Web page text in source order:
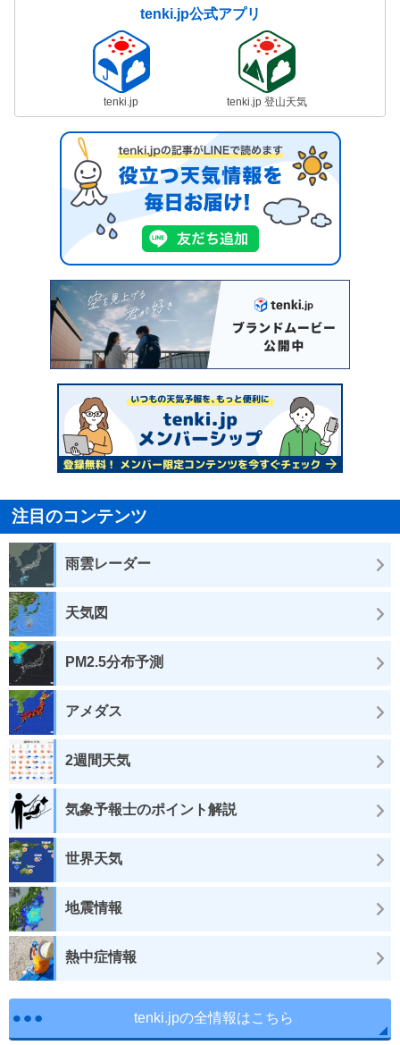
tenki.jp公式アプリ
tenki.jp tenki.jp 登山天気
注目のコンテンツ
雨雲レーダー
天気図
PM2.5分布予測
アメダス
2週間天気
気象予報士のポイント解説
世界天気
地震情報
熱中症情報
tenki.jpの全情報はこちら